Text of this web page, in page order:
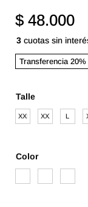
$48.000
3cuotas sin
Transferencia 20%
Talle
XXL XXXL L
Color